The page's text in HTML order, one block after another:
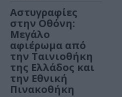
Αστυγραφίες
στην Οθόνη:
Μεγάλο
αφιέρωμα από
την Ταινιοθήκη
της Ελλάδος και
την Εθνική
Πινακοθήκη